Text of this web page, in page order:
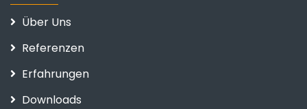
Über Uns
Referenzen
Erfahrungen
Downloads